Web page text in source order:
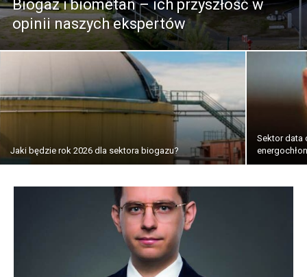
Biogaz i biometan – ich przyszłość w
opinii naszych ekspertów
Jaki będzie rok 2026 dla sektora biogazu?
Sektor data